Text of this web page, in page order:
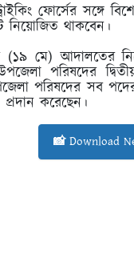
ফোর্সের সঙ্গে
নিয়োজিত থাকবেন।
মে) আদালতের
পরিষদের
পরিষদের সব পদের
প্রদান করেছেন।
📸 Download